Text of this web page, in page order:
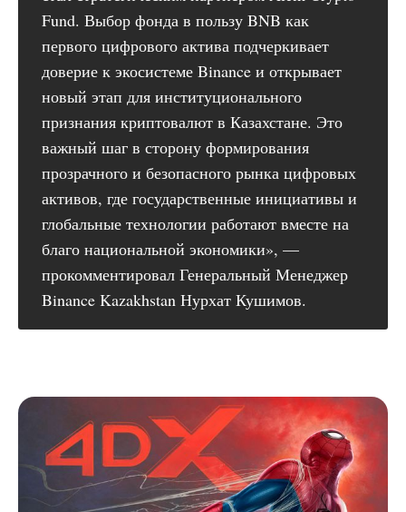
Fund. Выбор фонда в пользу BNB как
первого цифрового актива подчеркивает
доверие к экосистеме Binance и открывает
новый этап для институционального
признания криптовалют в Казахстане. Это
важный шаг в сторону формирования
прозрачного и безопасного рынка цифровых
активов, где государственные инициативы и
глобальные технологии работают вместе на
благо национальной экономики», —
прокомментировал Генеральный Менеджер
Binance Kazakhstan Нурхат Кушимов.